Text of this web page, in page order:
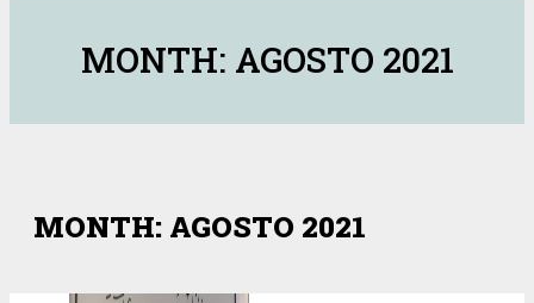
MONTH: AGOSTO 2021
MONTH: AGOSTO 2021